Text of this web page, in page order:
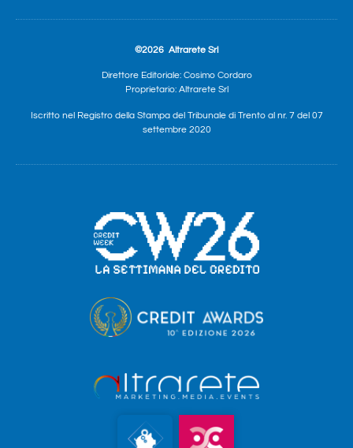
©2026 Altrarete Srl
Direttore Editoriale: Cosimo Cordaro
Proprietario: Altrarete Srl
Iscritto nel Registro della Stampa del Tribunale di Trento al nr. 7 del 07
settembre 2020